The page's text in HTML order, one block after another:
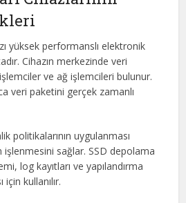
yüksek performanslı elektronik
Cihazın merkezinde veri
ve ağ işlemcileri bulunur.
veri paketini gerçek zamanlı
politikalarının uygulanması
işlenmesini sağlar. SSD depolama
log kayıtları ve yapılandırma
için kullanılır.